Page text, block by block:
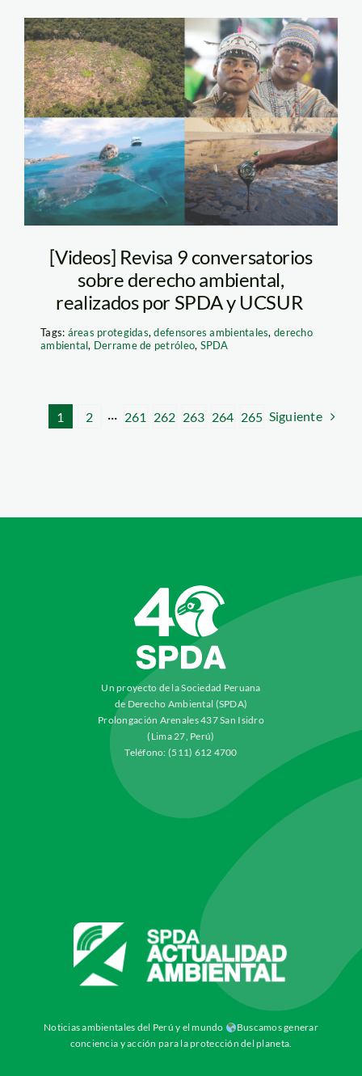
conversatorios-spda—
actualidad-ambiental
[Videos] Revisa 9 conversatorios
sobre derecho ambiental,
realizados por SPDA y UCSUR
Tags: áreas protegidas,defensores ambientales, derecho
ambiental, Derrame de petróleo, SPDA
1 2 ··· 261 262 263 264 265 Siguiente
Un proyecto de la Sociedad Peruana
de Derecho Ambiental (SPDA)
Prolongación Arenales 437 San Isidro
(Lima 27, Perú)
Teléfono: (511) 612 4700
Noticias ambientales del Perú y el mundo
Buscamos generar
conciencia y acción para la protección del planeta.